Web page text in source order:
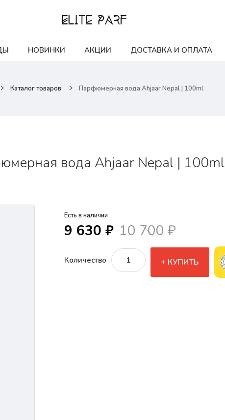
НОВИНКИ АКЦИИ ДОСТАВКА И ОПЛАТА
Каталог товаров Парфюмерная вода Ahjaar Nepal | 100ml
вода Ahjaar Nepal | 100ml
Есть в наличии
9 630 ₽ 10 700 ₽
Количество КУПИТЬ